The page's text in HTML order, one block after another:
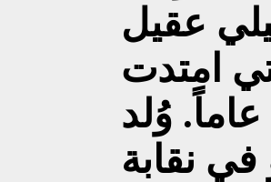
عقيل
امتدت
وُلد
نقابة